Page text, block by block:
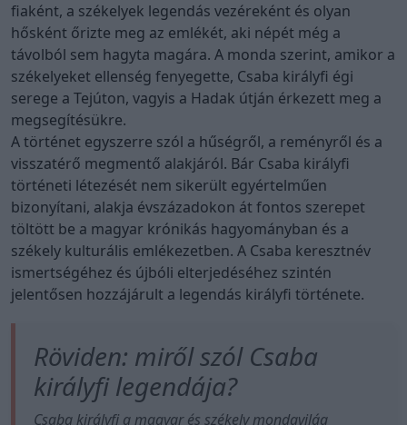
fiaként, a székelyek legendás vezéreként és olyan
hősként őrizte meg az emlékét, aki népét még a
távolból sem hagyta magára. A monda szerint, amikor a
székelyeket ellenség fenyegette, Csaba királyfi égi
serege a Tejúton, vagyis a Hadak útján érkezett meg a
megsegítésükre.
A történet egyszerre szól a hűségről, a reményről és a
visszatérő megmentő alakjáról. Bár Csaba királyfi
történeti létezését nem sikerült egyértelműen
bizonyítani, alakja évszázadokon át fontos szerepet
töltött be a magyar krónikás hagyományban és a
székely kulturális emlékezetben. A Csaba keresztnév
ismertségéhez és újbóli elterjedéséhez szintén
jelentősen hozzájárult a legendás királyfi története.
Röviden: miről szól Csaba
királyfi legendája?
Csaba királyfi a magyar és székely mondavilág